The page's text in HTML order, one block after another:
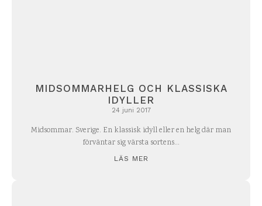
MIDSOMMARHELG OCH KLASSISKA
IDYLLER
24 juni 2017
Midsommar. Sverige. En klassisk idyll eller en helg där man
förväntar sig värsta sortens...
LÄS MER